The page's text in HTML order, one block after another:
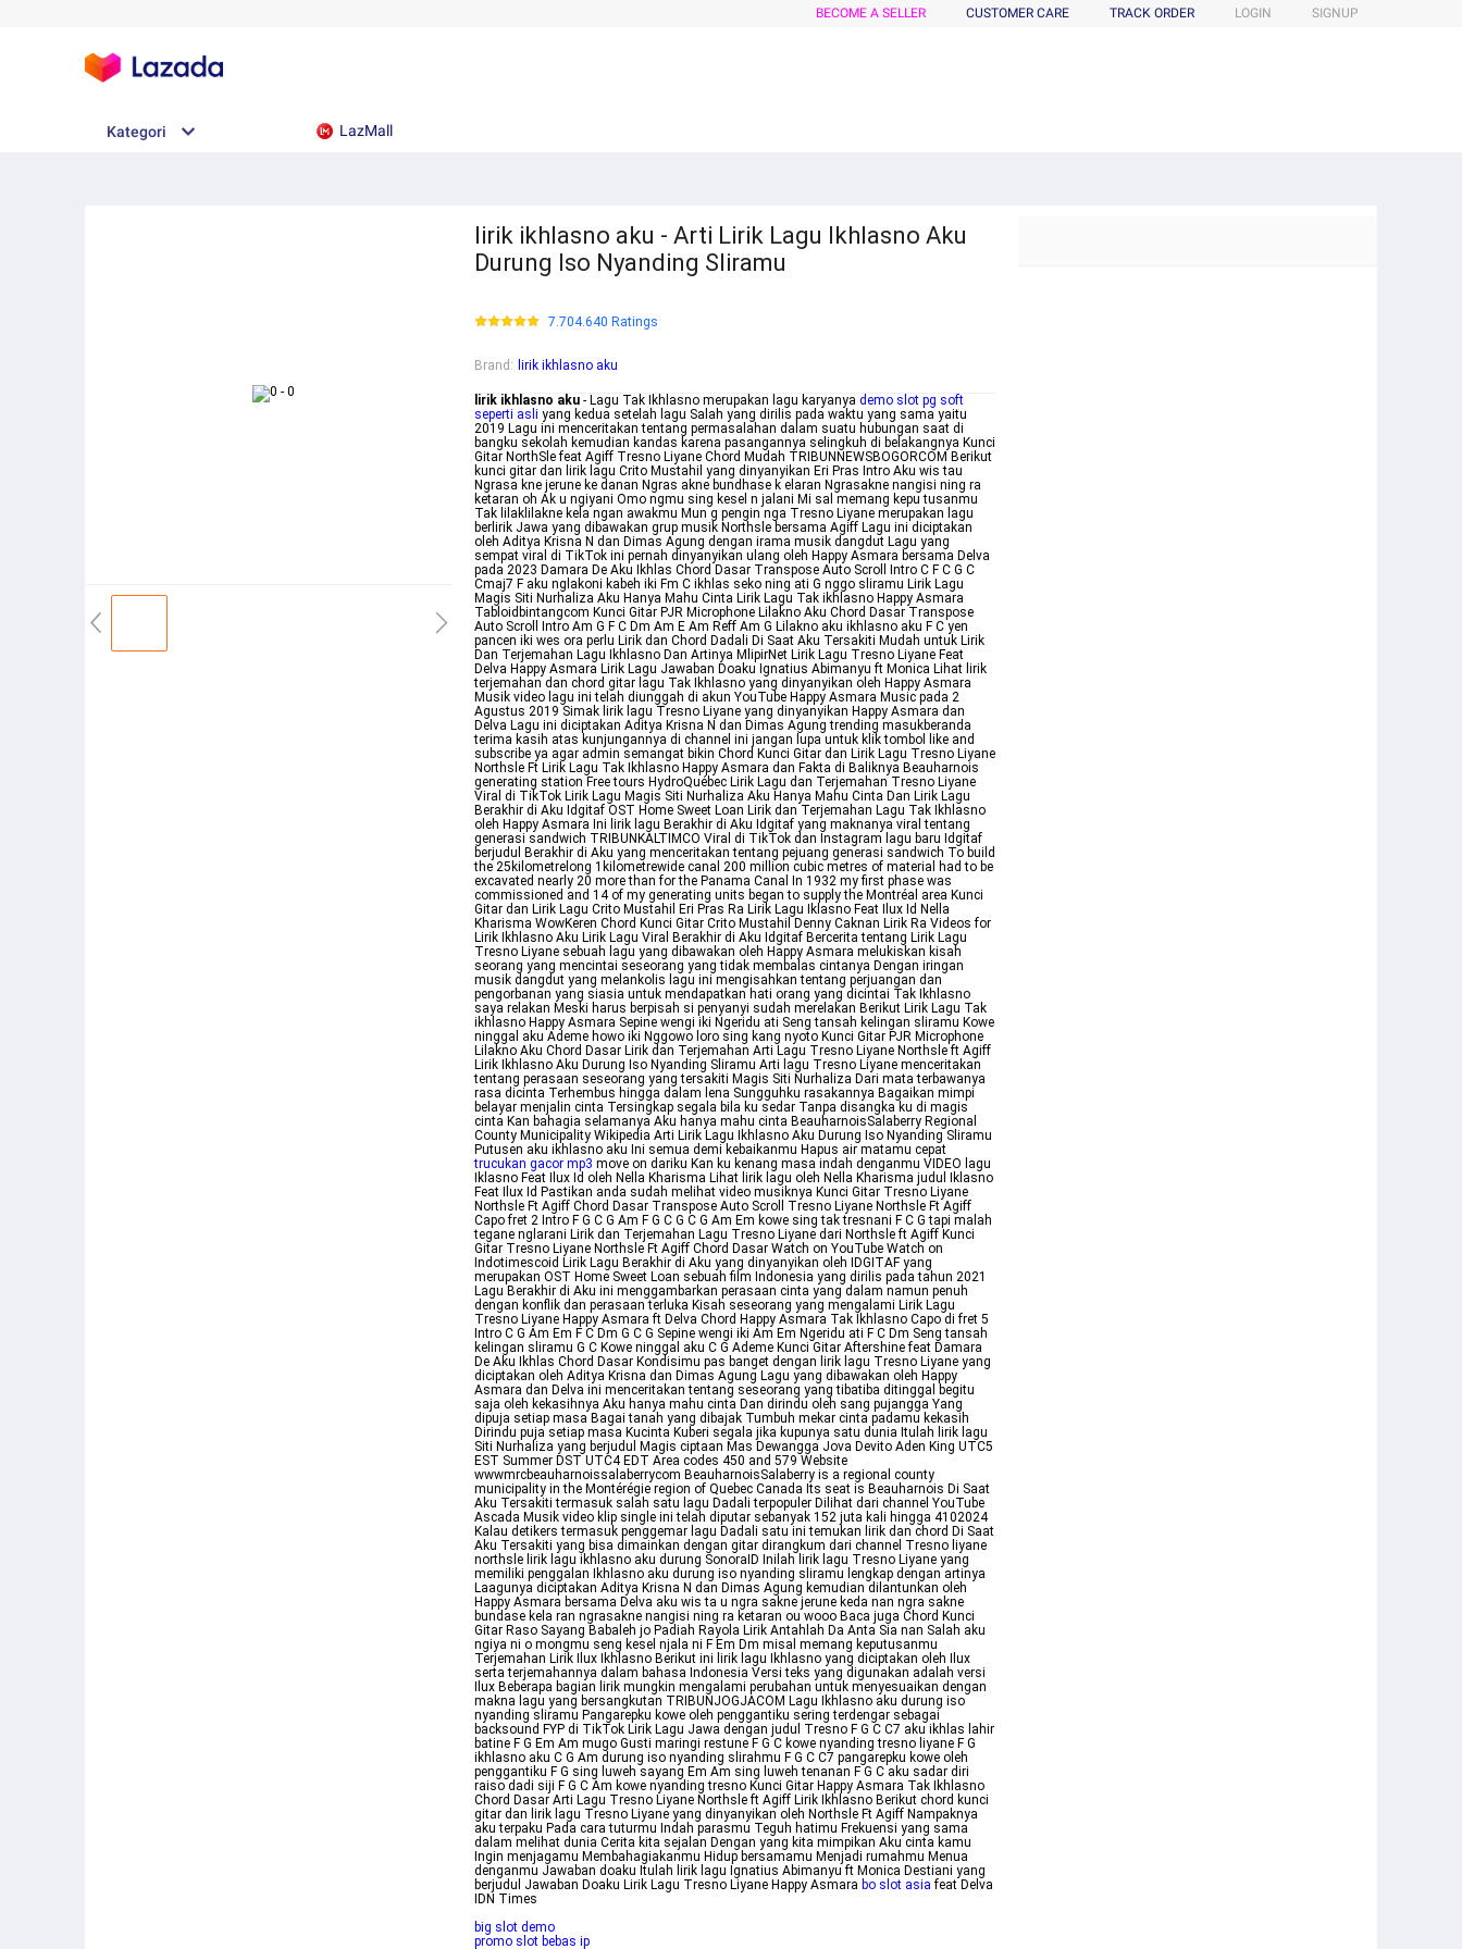
BECOME A SELLER CUSTOMER CARE TRACK ORDER LOGIN SIGNUP
Kategori LazMall
lirik ikhlasno aku - Arti Lirik Lagu Ikhlasno Aku
Durung Iso Nyanding Sliramu
7.704.640 Ratings
Brand : lirik ikhlasno aku
lirik ikhlasno aku - Lagu Tak Ikhlasno merupakan lagu karyanya demo slot pg soft
seperti asli yang kedua setelah lagu Salah yang dirilis pada waktu yang sama yaitu
2019 Lagu ini menceritakan tentang permasalahan dalam suatu hubungan saat di
bangku sekolah kemudian kandas karena pasangannya selingkuh di belakangnya Kunci
Gitar NorthSle feat Agiff Tresno Liyane Chord Mudah TRIBUNNEWSBOGORCOM Berikut
kunci gitar dan lirik lagu Crito Mustahil yang dinyanyikan Eri Pras Intro Aku wis tau
Ngrasa kne jerune ke danan Ngras akne bundhase k elaran Ngrasakne nangisi ning ra
ketaran oh Ak u ngiyani Omo ngmu sing kesel n jalani Mi sal memang kepu tusanmu
Tak lilaklilakne kela ngan awakmu Mun g pengin nga Tresno Liyane merupakan lagu
berlirik Jawa yang dibawakan grup musik Northsle bersama Agiff Lagu ini diciptakan
oleh Aditya Krisna N dan Dimas Agung dengan irama musik dangdut Lagu yang
sempat viral di TikTok ini pernah dinyanyikan ulang oleh Happy Asmara bersama Delva
pada 2023 Damara De Aku Ikhlas Chord Dasar Transpose Auto Scroll Intro C F C G C
Cmaj7 F aku nglakoni kabeh iki Fm C ikhlas seko ning ati G nggo sliramu Lirik Lagu
Magis Siti Nurhaliza Aku Hanya Mahu Cinta Lirik Lagu Tak ikhlasno Happy Asmara
Tabloidbintangcom Kunci Gitar PJR Microphone Lilakno Aku Chord Dasar Transpose
Auto Scroll Intro Am G F C Dm Am E Am Reff Am G Lilakno aku ikhlasno aku F C yen
pancen iki wes ora perlu Lirik dan Chord Dadali Di Saat Aku Tersakiti Mudah untuk Lirik
Dan Terjemahan Lagu Ikhlasno Dan Artinya MlipirNet Lirik Lagu Tresno Liyane Feat
Delva Happy Asmara Lirik Lagu Jawaban Doaku Ignatius Abimanyu ft Monica Lihat lirik
terjemahan dan chord gitar lagu Tak Ikhlasno yang dinyanyikan oleh Happy Asmara
Musik video lagu ini telah diunggah di akun YouTube Happy Asmara Music pada 2
Agustus 2019 Simak lirik lagu Tresno Liyane yang dinyanyikan Happy Asmara dan
Delva Lagu ini diciptakan Aditya Krisna N dan Dimas Agung trending masukberanda
terima kasih atas kunjungannya di channel ini jangan lupa untuk klik tombol like and
subscribe ya agar admin semangat bikin Chord Kunci Gitar dan Lirik Lagu Tresno Liyane
Northsle Ft Lirik Lagu Tak Ikhlasno Happy Asmara dan Fakta di Baliknya Beauharnois
generating station Free tours HydroQuébec Lirik Lagu dan Terjemahan Tresno Liyane
Viral di TikTok Lirik Lagu Magis Siti Nurhaliza Aku Hanya Mahu Cinta Dan Lirik Lagu
Berakhir di Aku Idgitaf OST Home Sweet Loan Lirik dan Terjemahan Lagu Tak Ikhlasno
oleh Happy Asmara Ini lirik lagu Berakhir di Aku Idgitaf yang maknanya viral tentang
generasi sandwich TRIBUNKALTIMCO Viral di TikTok dan Instagram lagu baru Idgitaf
berjudul Berakhir di Aku yang menceritakan tentang pejuang generasi sandwich To build
the 25kilometrelong 1kilometrewide canal 200 million cubic metres of material had to be
excavated nearly 20 more than for the Panama Canal In 1932 my first phase was
commissioned and 14 of my generating units began to supply the Montréal area Kunci
Gitar dan Lirik Lagu Crito Mustahil Eri Pras Ra Lirik Lagu Iklasno Feat Ilux Id Nella
Kharisma WowKeren Chord Kunci Gitar Crito Mustahil Denny Caknan Lirik Ra Videos for
Lirik Ikhlasno Aku Lirik Lagu Viral Berakhir di Aku Idgitaf Bercerita tentang Lirik Lagu
Tresno Liyane sebuah lagu yang dibawakan oleh Happy Asmara melukiskan kisah
seorang yang mencintai seseorang yang tidak membalas cintanya Dengan iringan
musik dangdut yang melankolis lagu ini mengisahkan tentang perjuangan dan
pengorbanan yang siasia untuk mendapatkan hati orang yang dicintai Tak Ikhlasno
saya relakan Meski harus berpisah si penyanyi sudah merelakan Berikut Lirik Lagu Tak
ikhlasno Happy Asmara Sepine wengi iki Ngeridu ati Seng tansah kelingan sliramu Kowe
ninggal aku Ademe howo iki Nggowo loro sing kang nyoto Kunci Gitar PJR Microphone
Lilakno Aku Chord Dasar Lirik dan Terjemahan Arti Lagu Tresno Liyane Northsle ft Agiff
Lirik Ikhlasno Aku Durung Iso Nyanding Sliramu Arti lagu Tresno Liyane menceritakan
tentang perasaan seseorang yang tersakiti Magis Siti Nurhaliza Dari mata terbawanya
rasa dicinta Terhembus hingga dalam lena Sungguhku rasakannya Bagaikan mimpi
belayar menjalin cinta Tersingkap segala bila ku sedar Tanpa disangka ku di magis
cinta Kan bahagia selamanya Aku hanya mahu cinta BeauharnoisSalaberry Regional
County Municipality Wikipedia Arti Lirik Lagu Ikhlasno Aku Durung Iso Nyanding Sliramu
Putusen aku ikhlasno aku Ini semua demi kebaikanmu Hapus air matamu cepat
trucukan gacor mp3 move on dariku Kan ku kenang masa indah denganmu VIDEO lagu
Iklasno Feat Ilux Id oleh Nella Kharisma Lihat lirik lagu oleh Nella Kharisma judul Iklasno
Feat Ilux Id Pastikan anda sudah melihat video musiknya Kunci Gitar Tresno Liyane
Northsle Ft Agiff Chord Dasar Transpose Auto Scroll Tresno Liyane Northsle Ft Agiff
Capo fret 2 Intro F G C G Am F G C G C G Am Em kowe sing tak tresnani F C G tapi malah
tegane nglarani Lirik dan Terjemahan Lagu Tresno Liyane dari Northsle ft Agiff Kunci
Gitar Tresno Liyane Northsle Ft Agiff Chord Dasar Watch on YouTube Watch on
Indotimescoid Lirik Lagu Berakhir di Aku yang dinyanyikan oleh IDGITAF yang
merupakan OST Home Sweet Loan sebuah film Indonesia yang dirilis pada tahun 2021
Lagu Berakhir di Aku ini menggambarkan perasaan cinta yang dalam namun penuh
dengan konflik dan perasaan terluka Kisah seseorang yang mengalami Lirik Lagu
Tresno Liyane Happy Asmara ft Delva Chord Happy Asmara Tak Ikhlasno Capo di fret 5
Intro C G Am Em F C Dm G C G Sepine wengi iki Am Em Ngeridu ati F C Dm Seng tansah
kelingan sliramu G C Kowe ninggal aku C G Ademe Kunci Gitar Aftershine feat Damara
De Aku Ikhlas Chord Dasar Kondisimu pas banget dengan lirik lagu Tresno Liyane yang
diciptakan oleh Aditya Krisna dan Dimas Agung Lagu yang dibawakan oleh Happy
Asmara dan Delva ini menceritakan tentang seseorang yang tibatiba ditinggal begitu
saja oleh kekasihnya Aku hanya mahu cinta Dan dirindu oleh sang pujangga Yang
dipuja setiap masa Bagai tanah yang dibajak Tumbuh mekar cinta padamu kekasih
Dirindu puja setiap masa Kucinta Kuberi segala jika kupunya satu dunia Itulah lirik lagu
Siti Nurhaliza yang berjudul Magis ciptaan Mas Dewangga Jova Devito Aden King UTC5
EST Summer DST UTC4 EDT Area codes 450 and 579 Website
wwwmrcbeauharnoissalaberrycom BeauharnoisSalaberry is a regional county
municipality in the Montérégie region of Quebec Canada Its seat is Beauharnois Di Saat
Aku Tersakiti termasuk salah satu lagu Dadali terpopuler Dilihat dari channel YouTube
Ascada Musik video klip single ini telah diputar sebanyak 152 juta kali hingga 4102024
Kalau detikers termasuk penggemar lagu Dadali satu ini temukan lirik dan chord Di Saat
Aku Tersakiti yang bisa dimainkan dengan gitar dirangkum dari channel Tresno liyane
northsle lirik lagu ikhlasno aku durung SonoraID Inilah lirik lagu Tresno Liyane yang
memiliki penggalan Ikhlasno aku durung iso nyanding sliramu lengkap dengan artinya
Laagunya diciptakan Aditya Krisna N dan Dimas Agung kemudian dilantunkan oleh
Happy Asmara bersama Delva aku wis ta u ngra sakne jerune keda nan ngra sakne
bundase kela ran ngrasakne nangisi ning ra ketaran ou wooo Baca juga Chord Kunci
Gitar Raso Sayang Babaleh jo Padiah Rayola Lirik Antahlah Da Anta Sia nan Salah aku
ngiya ni o mongmu seng kesel njala ni F Em Dm misal memang keputusanmu
Terjemahan Lirik Ilux Ikhlasno Berikut ini lirik lagu Ikhlasno yang diciptakan oleh Ilux
serta terjemahannya dalam bahasa Indonesia Versi teks yang digunakan adalah versi
Ilux Beberapa bagian lirik mungkin mengalami perubahan untuk menyesuaikan dengan
makna lagu yang bersangkutan TRIBUNJOGJACOM Lagu Ikhlasno aku durung iso
nyanding sliramu Pangarepku kowe oleh penggantiku sering terdengar sebagai
backsound FYP di TikTok Lirik Lagu Jawa dengan judul Tresno F G C C7 aku ikhlas lahir
batine F G Em Am mugo Gusti maringi restune F G C kowe nyanding tresno liyane F G
ikhlasno aku C G Am durung iso nyanding slirahmu F G C C7 pangarepku kowe oleh
penggantiku F G sing luweh sayang Em Am sing luweh tenanan F G C aku sadar diri
raiso dadi siji F G C Am kowe nyanding tresno Kunci Gitar Happy Asmara Tak Ikhlasno
Chord Dasar Arti Lagu Tresno Liyane Northsle ft Agiff Lirik Ikhlasno Berikut chord kunci
gitar dan lirik lagu Tresno Liyane yang dinyanyikan oleh Northsle Ft Agiff Nampaknya
aku terpaku Pada cara tuturmu Indah parasmu Teguh hatimu Frekuensi yang sama
dalam melihat dunia Cerita kita sejalan Dengan yang kita mimpikan Aku cinta kamu
Ingin menjagamu Membahagiakanmu Hidup bersamamu Menjadi rumahmu Menua
denganmu Jawaban doaku Itulah lirik lagu Ignatius Abimanyu ft Monica Destiani yang
berjudul Jawaban Doaku Lirik Lagu Tresno Liyane Happy Asmara bo slot asia feat Delva
IDN Times
big slot demo
promo slot bebas ip